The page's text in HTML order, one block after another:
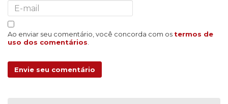
Ao enviar seu comentário, você concorda com os termos de
uso dos comentários
Envie seu comentário